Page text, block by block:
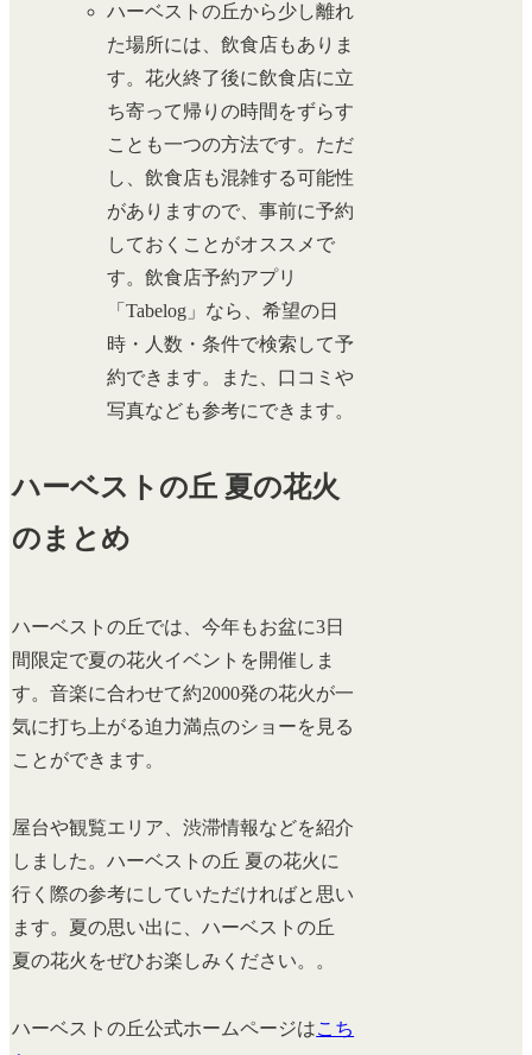
ハーベストの丘から少し離れ
た場所には、飲食店もありま
す。花火終了後に飲食店に立
ち寄って帰りの時間をずらす
ことも一つの方法です。ただ
し、飲食店も混雑する可能性
がありますので、事前に予約
しておくことがオススメで
す。飲食店予約アプリ
「Tabelog」なら、希望の日
時・人数・条件で検索して予
約できます。また、口コミや
写真なども参考にできます。
ハーベストの丘 夏の花火
のまとめ
ハーベストの丘では、今年もお盆に3日
間限定で夏の花火イベントを開催しま
す。音楽に合わせて約2000発の花火が一
気に打ち上がる迫力満点のショーを見る
ことができます。
屋台や観覧エリア、渋滞情報などを紹介
しました。ハーベストの丘 夏の花火に
行く際の参考にしていただければと思い
ます。夏の思い出に、ハーベストの丘
夏の花火をぜひお楽しみください。。
ハーベストの丘公式ホームページはこち